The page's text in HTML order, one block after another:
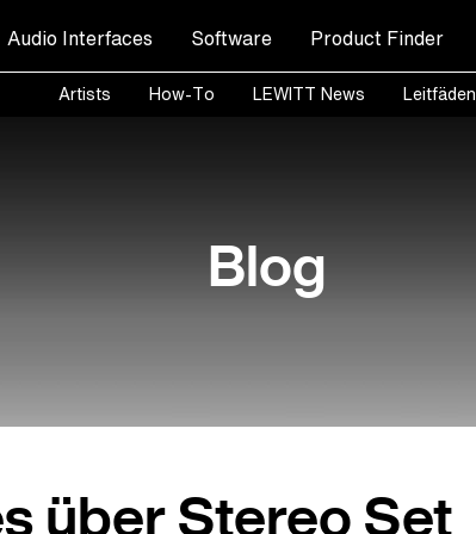
Audio Interfaces Software Product Finder
Artists How-To LEWITT News Leitfäden
Blog
über Stereo Set